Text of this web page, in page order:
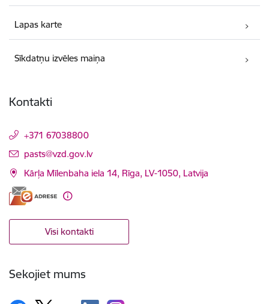
Lapas karte
Sīkdatņu izvēles maiņa
Kontakti
+371 67038800
E-pasts:
pasts@vzd.gov.lv
Kārļa Mīlenbaha iela 14, Rīga, LV-1050, Latvija
Visi kontakti
Sekojiet mums